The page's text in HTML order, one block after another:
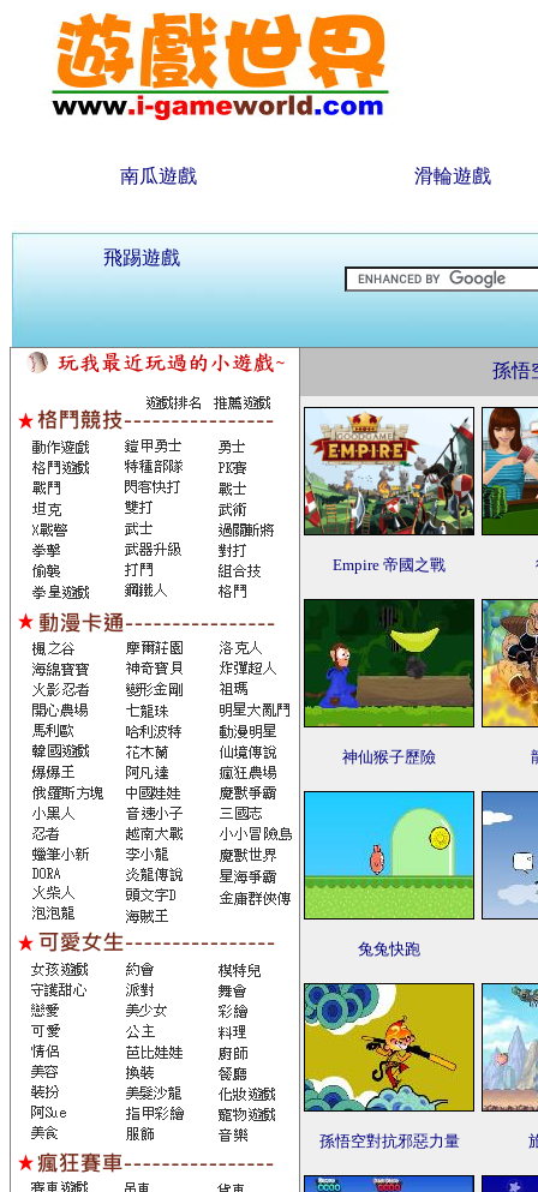
南瓜遊戲 滑輪遊戲
飛踢遊戲
孫悟
Empire 帝國之戰
神仙猴子歷險
兔兔快跑
孫悟空對抗邪惡力量